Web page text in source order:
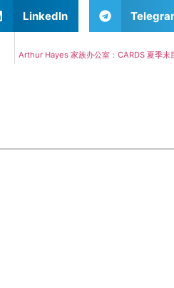
LinkedIn
Arthur Hayes 家族办公室：CARDS 夏季末